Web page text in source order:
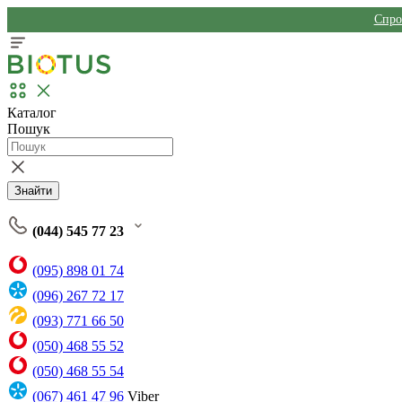
Каталог
Пошук
Знайти
(044) 545 77 23
(095) 898 01 74
(096) 267 72 17
(093) 771 66 50
(050) 468 55 52
(050) 468 55 54
(067) 461 47 96 Viber